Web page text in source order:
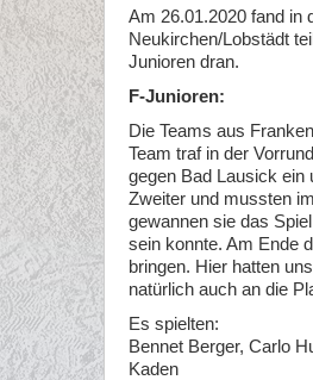
Am 26.01.2020 fand in
Neukirchen/Lobstädt
Junioren dran.
F-Junioren:
Die Teams aus
Team traf in der
gegen Bad Lausick ein
Zweiter und mussten
gewannen sie das
sein konnte. Am Ende
bringen. Hier hatten
natürlich auch an die
Es spielten:
Bennet Berger, Carlo
Kaden